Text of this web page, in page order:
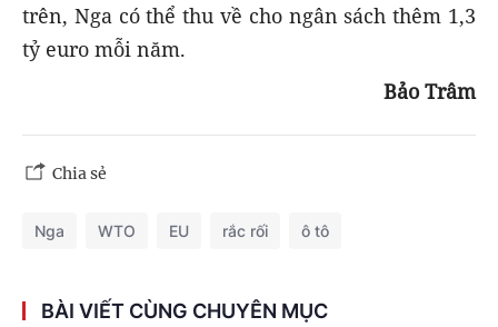
trên, Nga có thể thu về cho ngân sách thêm 1,3
tỷ euro mỗi năm.
Bảo Trâm
Chia sẻ
Nga WTO EU rắc rối ô tô
BÀI VIẾT CÙNG CHUYÊN MỤC